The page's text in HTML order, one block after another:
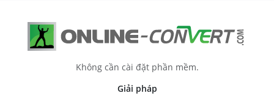
Không cần cài đặt phần mềm.
Giải pháp